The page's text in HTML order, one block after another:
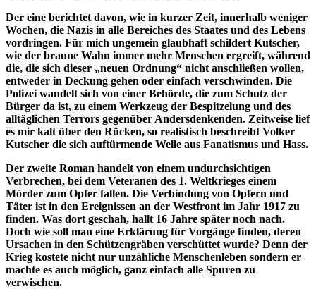
Der eine berichtet davon, wie in kurzer Zeit, innerhalb weniger
Wochen, die Nazis in alle Bereiches des Staates und des Lebens
vordringen. Für mich ungemein glaubhaft schildert Kutscher,
wie der braune Wahn immer mehr Menschen ergreift, während
die, die sich dieser „neuen Ordnung“ nicht anschließen wollen,
entweder in Deckung gehen oder einfach verschwinden. Die
Polizei wandelt sich von einer Behörde, die zum Schutz der
Bürger da ist, zu einem Werkzeug der Bespitzelung und des
alltäglichen Terrors gegenüber Andersdenkenden. Zeitweise lief
es mir kalt über den Rücken, so realistisch beschreibt Volker
Kutscher die sich auftürmende Welle aus Fanatismus und Hass.
Der zweite Roman handelt von einem undurchsichtigen
Verbrechen, bei dem Veteranen des 1. Weltkrieges einem
Mörder zum Opfer fallen. Die Verbindung von Opfern und
Täter ist in den Ereignissen an der Westfront im Jahr 1917 zu
finden. Was dort geschah, hallt 16 Jahre später noch nach.
Doch wie soll man eine Erklärung für Vorgänge finden, deren
Ursachen in den Schützengräben verschüttet wurde? Denn der
Krieg kostete nicht nur unzähliche Menschenleben sondern er
machte es auch möglich, ganz einfach alle Spuren zu
verwischen.